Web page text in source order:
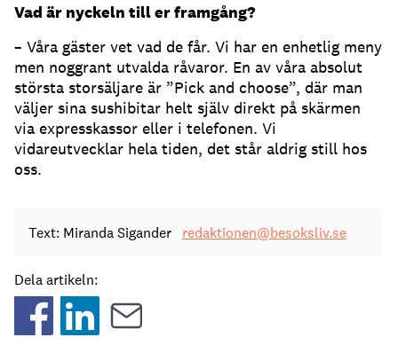
Vad är nyckeln till er framgång?
– Våra gäster vet vad de får. Vi har en enhetlig meny
men noggrant utvalda råvaror. En av våra absolut
största storsäljare är ”Pick and choose”, där man
väljer sina sushibitar helt själv direkt på skärmen
via expresskassor eller i telefonen. Vi
vidareutvecklar hela tiden, det står aldrig still hos
oss.
Text: Miranda Sigander redaktionen@besoksliv.se
Dela artikeln: